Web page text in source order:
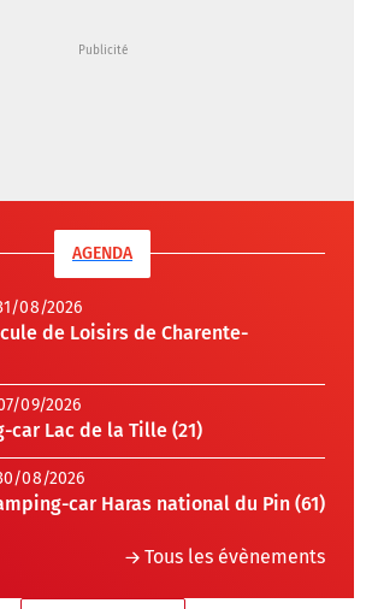
AGENDA
08/2026
de Loisirs de Charente-
09/2026
car Lac de la Tille (21)
08/2026
car Haras national du Pin (61)
Tous les évènements